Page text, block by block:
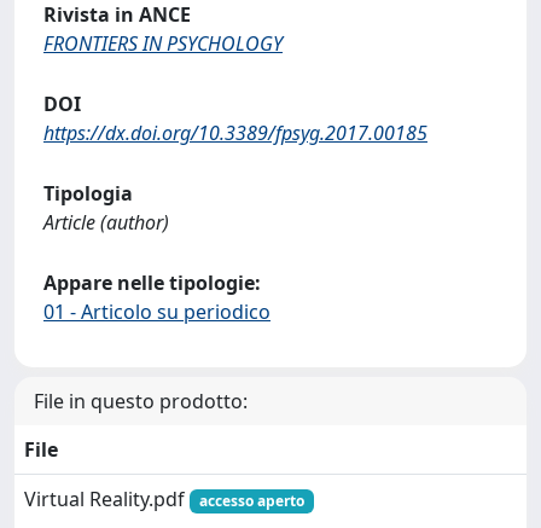
Rivista in ANCE
FRONTIERS IN PSYCHOLOGY
DOI
https://dx.doi.org/10.3389/fpsyg.2017.00185
Tipologia
Article (author)
Appare nelle tipologie:
01 - Articolo su periodico
File in questo prodotto:
File
Virtual Reality.pdf
accesso aperto